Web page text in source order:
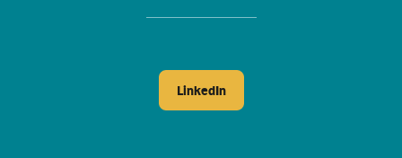
LinkedIn